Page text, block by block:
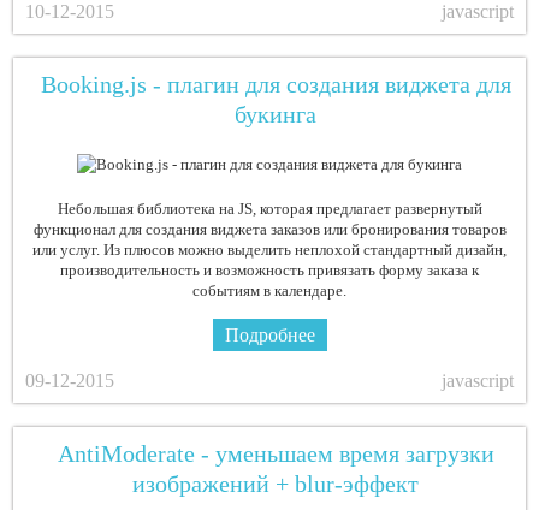
10-12-2015 javascript
Booking.js - плагин для создания виджета для
букинга
Небольшая библиотека на JS, которая предлагает развернутый
функционал для создания виджета заказов или бронирования товаров
или услуг. Из плюсов можно выделить неплохой стандартный дизайн,
производительность и возможность привязать форму заказа к
событиям в календаре.
Подробнее
09-12-2015 javascript
AntiModerate - уменьшаем время загрузки
изображений + blur-эффект